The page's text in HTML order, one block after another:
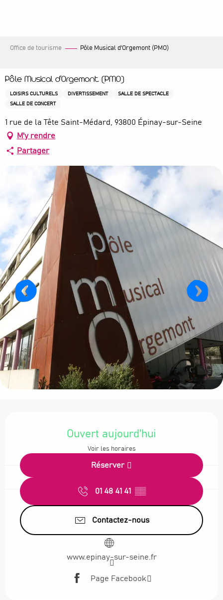
Office de tourisme Pôle Musical d'Orgemont (PMO)
Pôle Musical d'Orgemont (PMO)
LOISIRS CULTURELS DIVERTISSEMENT
SALLE DE SPECTACLE
SALLE DE CONCERT
1 rue de la Tête Saint-Médard, 93800 Épinay-sur-Seine
M'y rendre
Partager
Ouvert aujourd'hui
Voir les horaires
Réserver
01 48 41 41 ▒▒
Contactez-nous
www.epinay-sur-seine.fr
Page Facebook